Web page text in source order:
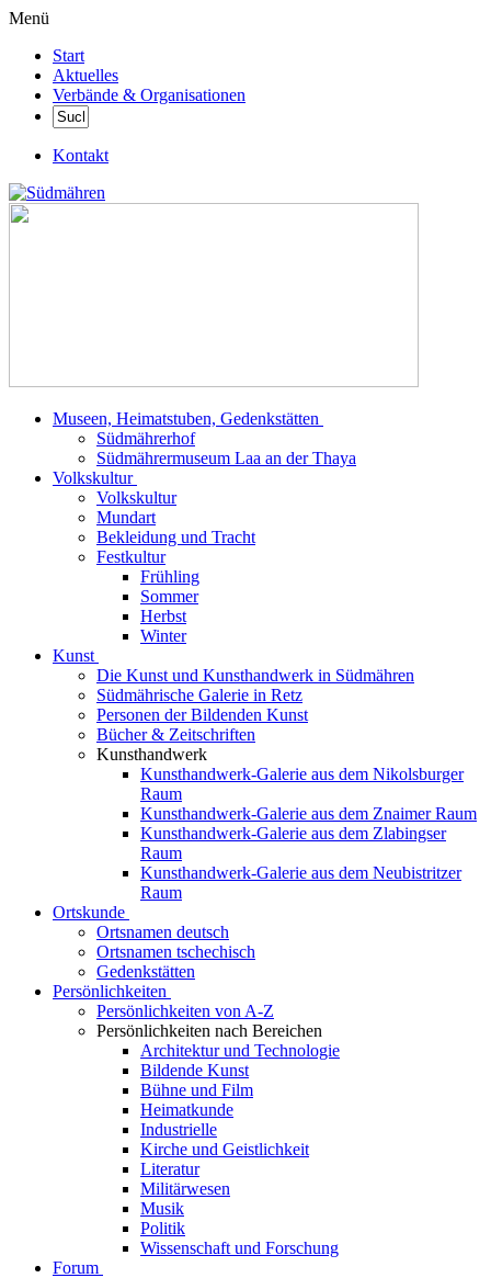
Menü
Start
Aktuelles
Verbände & Organisationen
Kontakt
Museen, Heimatstuben, Gedenkstätten
Südmährerhof
Südmährermuseum Laa an der Thaya
Volkskultur
Volkskultur
Mundart
Bekleidung und Tracht
Festkultur
Frühling
Sommer
Herbst
Winter
Kunst
Die Kunst und Kunsthandwerk in Südmähren
Südmährische Galerie in Retz
Personen der Bildenden Kunst
Bücher & Zeitschriften
Kunsthandwerk
Kunsthandwerk-Galerie aus dem Nikolsburger
Raum
Kunsthandwerk-Galerie aus dem Znaimer Raum
Kunsthandwerk-Galerie aus dem Zlabingser
Raum
Kunsthandwerk-Galerie aus dem Neubistritzer
Raum
Ortskunde
Ortsnamen deutsch
Ortsnamen tschechisch
Gedenkstätten
Persönlichkeiten
Persönlichkeiten von A-Z
Persönlichkeiten nach Bereichen
Architektur und Technologie
Bildende Kunst
Bühne und Film
Heimatkunde
Industrielle
Kirche und Geistlichkeit
Literatur
Militärwesen
Musik
Politik
Wissenschaft und Forschung
Forum